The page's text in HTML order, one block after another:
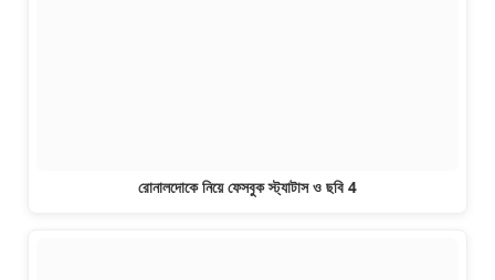
রোনালদোকে নিয়ে ফেসবুক স্ট্যাটাস ও ছবি 4